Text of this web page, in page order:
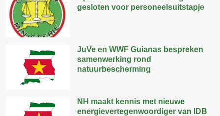
gesloten voor personeelsuitstapje
JuVe en WWF Guianas bespreken
samenwerking rond
natuurbescherming
NH maakt kennis met nieuwe
energievertegenwoordiger van IDB